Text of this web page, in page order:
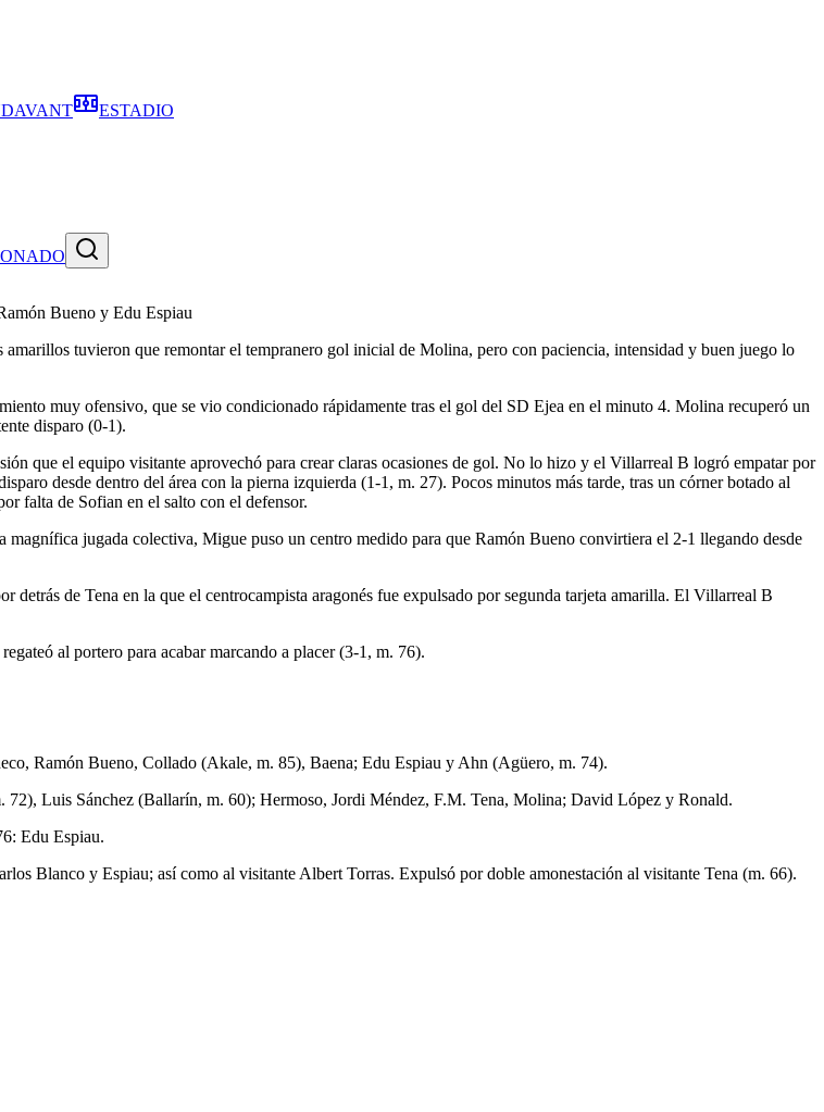
ESTADIO
Bueno y Edu Espiau
tuvieron que remontar el tempranero gol inicial de Molina, pero con paciencia, intensidad y buen juego lo
muy ofensivo, que se vio condicionado rápidamente tras el gol del SD Ejea en el minuto 4. Molina recuperó un
disparo (0-1).
que el equipo visitante aprovechó para crear claras ocasiones de gol. No lo hizo y el Villarreal B logró empatar por
desde dentro del área con la pierna izquierda (1-1, m. 27). Pocos minutos más tarde, tras un córner botado al
falta de Sofian en el salto con el defensor.
jugada colectiva, Migue puso un centro medido para que Ramón Bueno convirtiera el 2-1 llegando desde
de Tena en la que el centrocampista aragonés fue expulsado por segunda tarjeta amarilla. El Villarreal B
al portero para acabar marcando a placer (3-1, m. 76).
Ramón Bueno, Collado (Akale, m. 85), Baena; Edu Espiau y Ahn (Agüero, m. 74).
Luis Sánchez (Ballarín, m. 60); Hermoso, Jordi Méndez, F.M. Tena, Molina; David López y Ronald.
Edu Espiau.
Blanco y Espiau; así como al visitante Albert Torras. Expulsó por doble amonestación al visitante Tena (m. 66).